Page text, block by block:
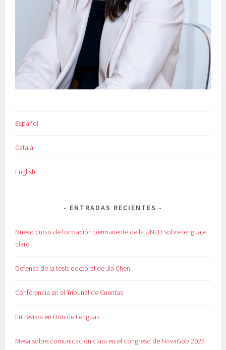
Español
Català
English
ENTRADAS RECIENTES
Nuevo curso de formación permanente de la UNED sobre lenguaje
claro
Defensa de la tesis doctoral de Jia Chen
Conferencia en el Tribunal de Cuentas
Entrevista en Don de Lenguas
Mesa sobre comunicación clara en el congreso de NovaGob 2025